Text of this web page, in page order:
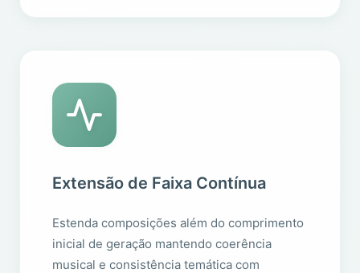
Extensão de Faixa Contínua
Estenda composições além do comprimento
inicial de geração mantendo coerência
musical e consistência temática com